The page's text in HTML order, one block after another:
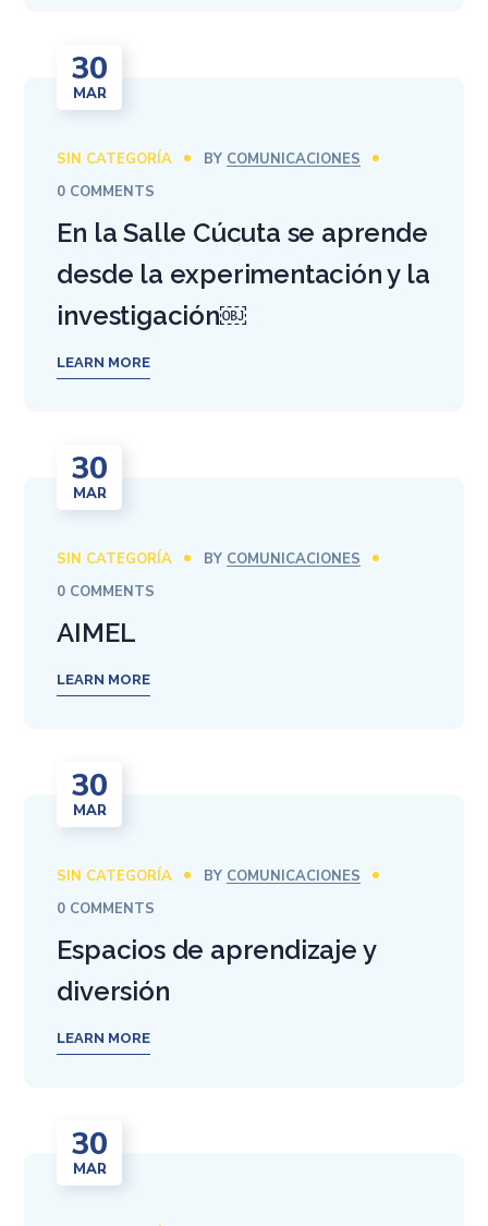
30
MAR
SIN CATEGORÍA BY COMUNICACIONES
0 COMMENTS
En la Salle Cúcuta se aprende
desde la experimentación y la
investigación￼
LEARN MORE
30
MAR
SIN CATEGORÍA BY COMUNICACIONES
0 COMMENTS
AIMEL
LEARN MORE
30
MAR
SIN CATEGORÍA BY COMUNICACIONES
0 COMMENTS
Espacios de aprendizaje y
diversión
LEARN MORE
30
MAR